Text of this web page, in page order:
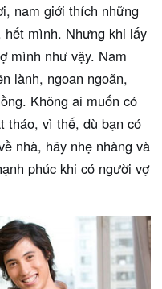
nam giới thích những
hết mình. Nhưng khi lấy
mình như vậy. Nam
lành, ngoan ngoãn,
Không ai muốn có
tháo, vì thế, dù bạn có
nhà, hãy nhẹ nhàng và
phúc khi có người vợ